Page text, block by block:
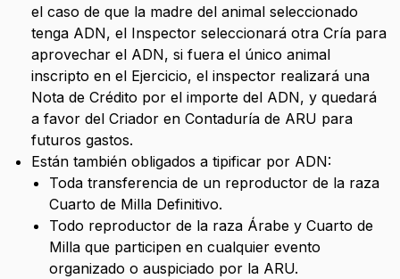
el caso de que la madre del animal seleccionado
tenga ADN, el Inspector seleccionará otra Cría para
aprovechar el ADN, si fuera el único animal
inscripto en el Ejercicio, el inspector realizará una
Nota de Crédito por el importe del ADN, y quedará
a favor del Criador en Contaduría de ARU para
futuros gastos.
Están también obligados a tipificar por ADN:
Toda transferencia de un reproductor de la raza
Cuarto de Milla Definitivo.
Todo reproductor de la raza Árabe y Cuarto de
Milla que participen en cualquier evento
organizado o auspiciado por la ARU.